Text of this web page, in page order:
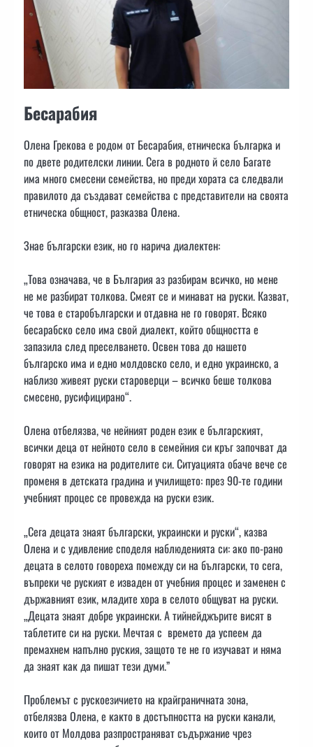
Бесарабия
Олена Грекова е родом от Бесарабия, етническа българка и
по двете родителски линии. Сега в родното й село Багате
има много смесени семейства, но преди хората са следвали
правилото да създават семейства с представители на своята
етническа общност, разказва Олена.
Знае български език, но го нарича диалектен:
„Това означава, че в България аз разбирам всичко, но мене
не ме разбират толкова. Смеят се и минават на руски. Казват,
че това е старобългарски и отдавна не го говорят. Всяко
бесарабско село има свой диалект, който общността е
запазила след преселването. Освен това до нашето
българско има и едно молдовско село, и едно украинско, а
наблизо живеят руски староверци – всичко беше толкова
смесено, русифицирано“.
Олена отбелязва, че нейният роден език е българският,
всички деца от нейното село в семейния си кръг започват да
говорят на езика на родителите си. Ситуацията обаче вече се
променя в детската градина и училището: през 90-те години
учебният процес се провежда на руски език.
„Сега децата знаят български, украински и руски“, казва
Олена и с удивление споделя наблюденията си: ако по-рано
децата в селото говореха помежду си на български, то сега,
въпреки че руският е изваден от учебния процес и заменен с
държавният език, младите хора в селото общуват на руски.
„Децата знаят добре украински. А тийнейджърите висят в
таблетите си на руски. Мечтая с времето да успеем да
премахнем напълно руския, защото те не го изучават и няма
да знаят как да пишат тези думи.”
Проблемът с рускоезичието на крайграничната зона,
отбелязва Олена, е както в достъпността на руски канали,
които от Молдова разпространяват съдържание чрез